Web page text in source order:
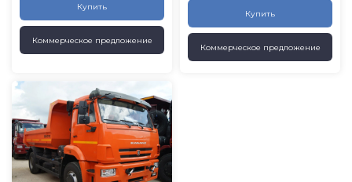
Купить
Коммерческое предложение
Купить
Коммерческое предложение